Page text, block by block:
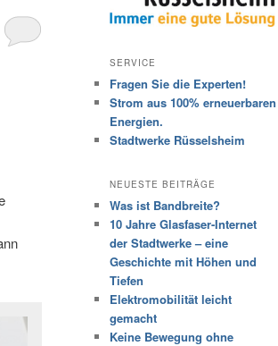
SERVICE
Fragen Sie die Experten!
Strom aus 100% erneuerbaren
Energien.
Stadtwerke Rüsselsheim
NEUESTE BEITRÄGE
Was ist Bandbreite?
10 Jahre Glasfaser-Internet
der Stadtwerke – eine
Geschichte mit Höhen und
Tiefen
Elektromobilität leicht
gemacht
Keine Bewegung ohne